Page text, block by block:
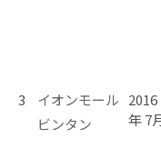
3
イオンモール
ビンタン
2016
年 7